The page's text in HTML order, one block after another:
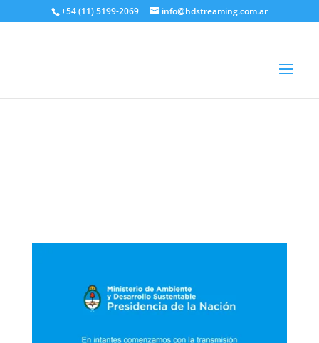
+54 (11) 5199-2069 info@hdstreaming.com.ar